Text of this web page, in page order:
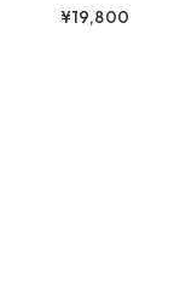
¥19,800